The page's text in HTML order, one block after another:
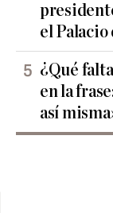
el
¿Qué
en la
así